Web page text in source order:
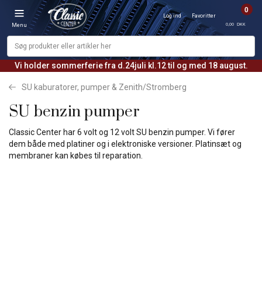
Vi holder sommerferie fra d.24juli kl.12 til og med 18 august.
Menu
Log ind Favoritter
0
0,00 DKK
SU kaburatorer, pumper & Zenith/Stromberg
SU benzin pumper
Classic Center har 6 volt og 12 volt SU benzin pumper. Vi fører
dem både med platiner og i elektroniske versioner. Platinsæt og
membraner kan købes til reparation.